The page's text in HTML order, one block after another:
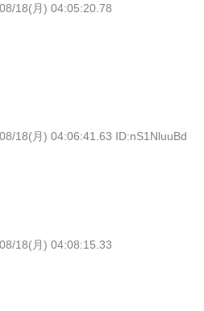
ース・リバー】【窪田康志】
れ 乃木坂46運営会社の株式を
RSS
18(月) 04:05:20.78
18(月) 04:06:41.63 ID:nS1NluuBd
18(月) 04:08:15.33